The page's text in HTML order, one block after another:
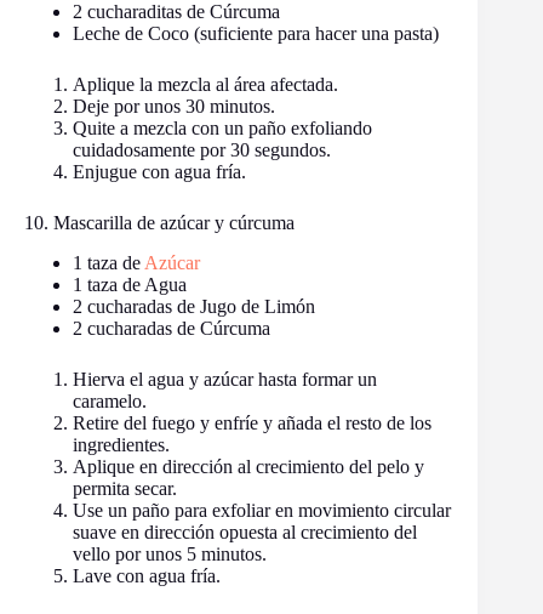
2 cucharaditas de Cúrcuma
Leche de Coco (suficiente para hacer una pasta)
Aplique la mezcla al área afectada.
Deje por unos 30 minutos.
Quite a mezcla con un paño exfoliando
cuidadosamente por 30 segundos.
Enjugue con agua fría.
10. Mascarilla de azúcar y cúrcuma
1 taza de Azúcar
1 taza de Agua
2 cucharadas de Jugo de Limón
2 cucharadas de Cúrcuma
Hierva el agua y azúcar hasta formar un
caramelo.
Retire del fuego y enfríe y añada el resto de los
ingredientes.
Aplique en dirección al crecimiento del pelo y
permita secar.
Use un paño para exfoliar en movimiento circular
suave en dirección opuesta al crecimiento del
vello por unos 5 minutos.
Lave con agua fría.